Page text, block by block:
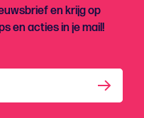
en krijg op
en acties in je mail!